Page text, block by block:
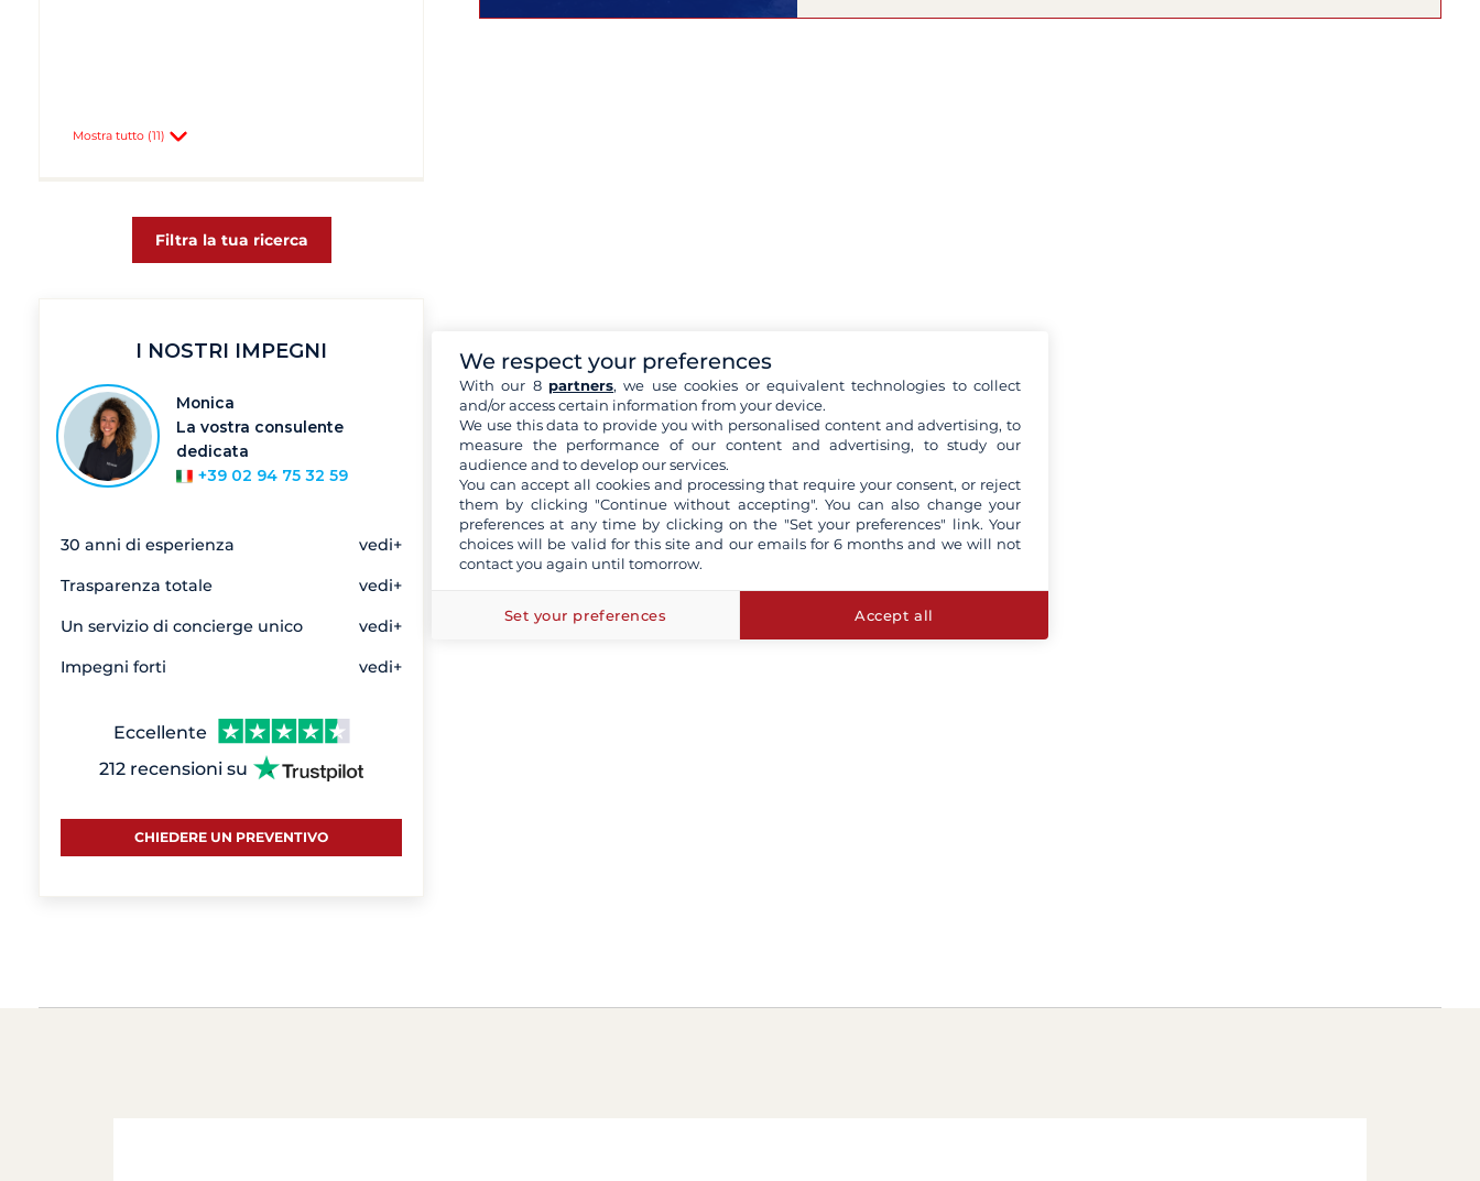
Mostra tutto (11)
Filtra la tua ricerca
I NOSTRI IMPEGNI
Monica
La vostra consulente
dedicata
+39 02 94 75 32 59
30 anni di esperienza vedi+
Trasparenza totale vedi+
Un servizio di concierge unico vedi+
Impegni forti vedi+
Eccellente
212 recensioni su
CHIEDERE UN PREVENTIVO
We respect your preferences
With our 8 partners, we use cookies or equivalent technologies to collect
and/or access certain information from your device.
We use this data to provide you with personalised content and advertising, to
measure the performance of our content and advertising, to study our
audience and to develop our services.
You can accept all cookies and processing that require your consent, or reject
them by clicking "Continue without accepting". You can also change your
preferences at any time by clicking on the "Set your preferences" link. Your
choices will be valid for this site and our emails for 6 months and we will not
contact you again until tomorrow.
Set your preferences Accept all